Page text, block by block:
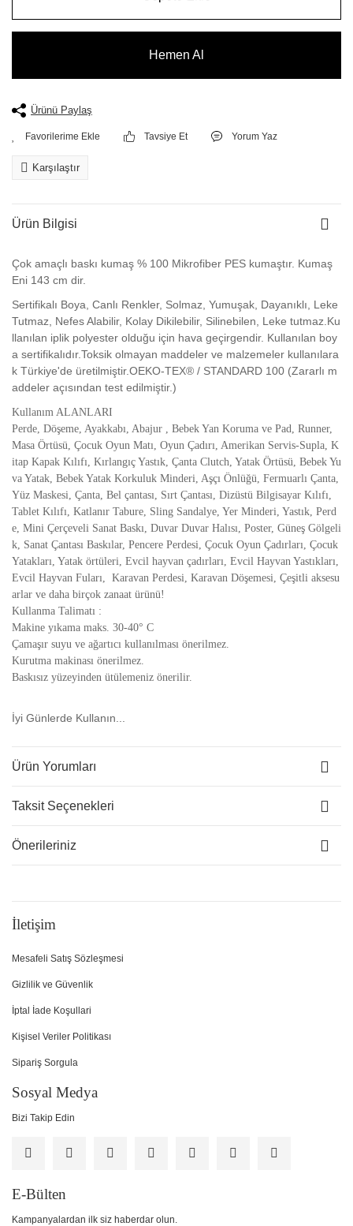
Hemen Al
Ürünü Paylaş
Tavsiye Et Yorum Yaz
Karşılaştır
Ürün Bilgisi
Çok amaçlı baskı kumaş % 100 Mikrofiber PES kumaştır. Kumaş
Eni 143 cm dir.
Sertifikalı Boya, Canlı Renkler, Solmaz, Yumuşak, Dayanıklı, Leke
Tutmaz, Nefes Alabilir, Kolay Dikilebilir, Silinebilen, Leke tutmaz.Ku
llanılan iplik polyester olduğu için hava geçirgendir. Kullanılan boy
a sertifikalıdır.Toksik olmayan maddeler ve malzemeler kullanılara
k Türkiye'de üretilmiştir.OEKO-TEX® / STANDARD 100 (Zararlı m
addeler açısından test edilmiştir.)
Kullanım ALANLARI
Perde, Döşeme, Ayakkabı, Abajur , Bebek Yan Koruma ve Pad, Runner,
Masa Örtüsü, Çocuk Oyun Matı, Oyun Çadırı, Amerikan Servis-Supla, K
itap Kapak Kılıfı, Kırlangıç Yastık, Çanta Clutch, Yatak Örtüsü, Bebek Yu
va Yatak, Bebek Yatak Korkuluk Minderi, Aşçı Önlüğü, Fermuarlı Çanta,
Yüz Maskesi, Çanta, Bel çantası, Sırt Çantası, Dizüstü Bilgisayar Kılıfı,
Tablet Kılıfı, Katlanır Tabure, Sling Sandalye, Yer Minderi, Yastık, Perd
e, Mini Çerçeveli Sanat Baskı, Duvar Duvar Halısı, Poster, Güneş Gölgeli
k, Sanat Çantası Baskılar, Pencere Perdesi, Çocuk Oyun Çadırları, Çocuk
Yatakları, Yatak örtüleri, Evcil hayvan çadırları, Evcil Hayvan Yastıkları,
Evcil Hayvan Fuları, Karavan Perdesi, Karavan Döşemesi, Çeşitli aksesu
arlar ve daha birçok zanaat ürünü!
Kullanma Talimatı :
Makine yıkama maks. 30-40° C
Çamaşır suyu ve ağartıcı kullanılması önerilmez.
Kurutma makinası önerilmez.
Baskısız yüzeyinden ütülemeniz önerilir.
İyi Günlerde Kullanın...
Ürün Yorumları
Taksit Seçenekleri
Önerileriniz
İletişim
Mesafeli Satış Sözleşmesi
Gizlilik ve Güvenlik
İptal İade Koşullari
Kişisel Veriler Politikası
Sipariş Sorgula
Sosyal Medya
Bizi Takip Edin
E-Bülten
Kampanyalardan ilk siz haberdar olun.